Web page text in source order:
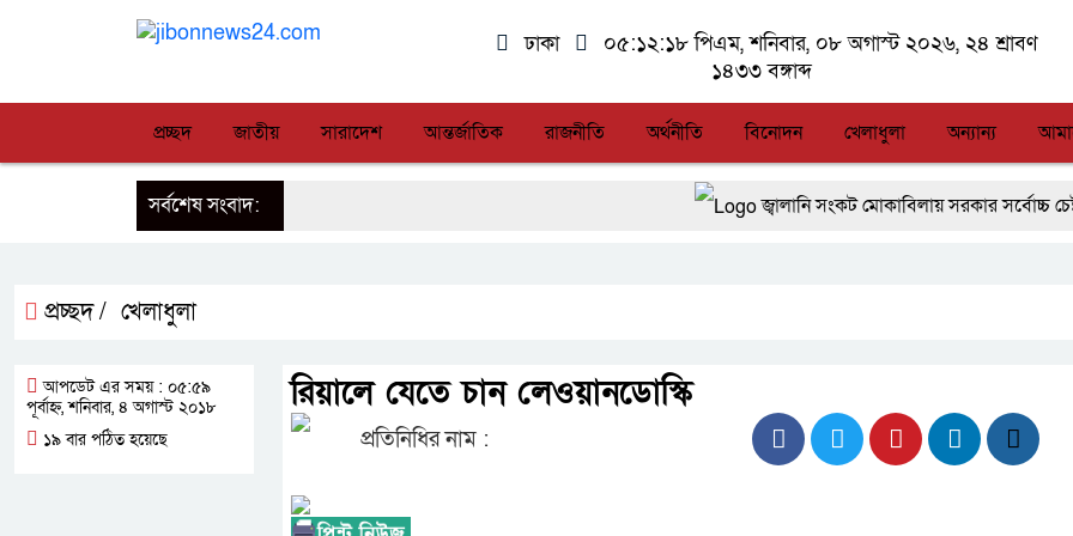
ঢাকা ০৫:১২:১৮ পিএম, শনিবার, ০৮ অগাস্ট ২০২৬, ২৪ শ্রাবণ
১৪৩৩ বঙ্গাব্দ
প্রচ্ছদ জাতীয় সারাদেশ আন্তর্জাতিক রাজনীতি অর্থনীতি বিনোদন খেলাধুলা অন্যান্য
সর্বশেষ সংবাদ: জ্বালানি সংকট মোকাবিলায় সরকার সর্বোচ্চ চেষ্টা
আত-তানযীল ইনস্টিটিউট চট্টগ্রাম দুবছর
ফ্যাসিবাদবিরোধী আন্দোলনে হত্যাকাণ্ডের বিচার
প্রচ্ছদ / খেলাধুলা
রিয়ালে যেতে চান লেওয়ানডোস্কি
প্রতিনিধির নাম :
আপডেট এর সময় : ০৫:৫৯
পূর্বাহ্ন, শনিবার, ৪ অগাস্ট ২০১৮
১৯ বার পঠিত হয়েছে